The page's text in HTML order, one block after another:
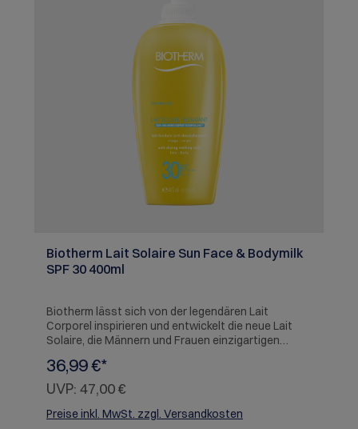
Biotherm Lait Solaire Sun Face & Bodymilk
SPF 30 400ml
Biotherm lässt sich von der legendären Lait
Corporel inspirieren und entwickelt die neue Lait
Solaire, die Männern und Frauen einzigartigen
bietet. Die geschmeidige Textur dieser Milch
umhüllt die Haut wie ein Kokon und schützt sie vor
Sonnenstrahlen, die dank eines
photostabilen//lichtstabilen UVA- und UVB-
36,99 €*
UVP: 47,00 €
Preise inkl. MwSt. zzgl. Versandkosten